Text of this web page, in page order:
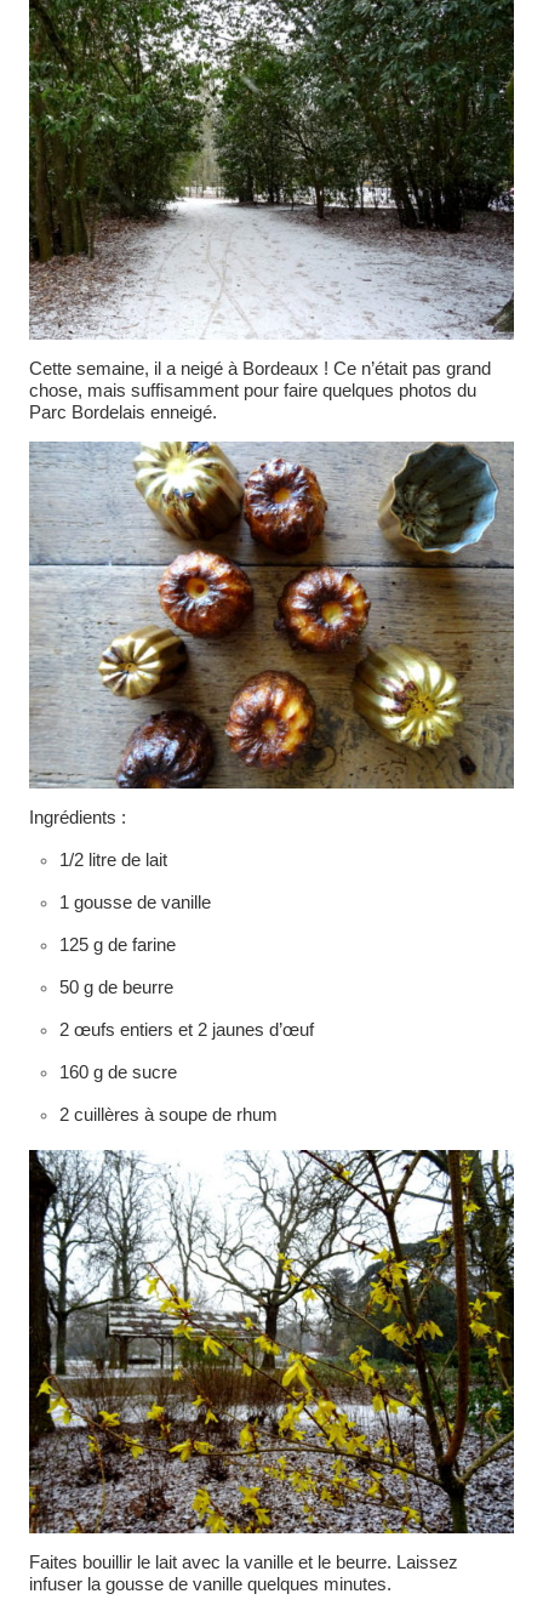
Cette semaine, il a neigé à Bordeaux ! Ce n’était pas grand
chose, mais suffisamment pour faire quelques photos du
Parc Bordelais enneigé.
Ingrédients :
1/2 litre de lait
1 gousse de vanille
125 g de farine
50 g de beurre
2 œufs entiers et 2 jaunes d’œuf
160 g de sucre
2 cuillères à soupe de rhum
Faites bouillir le lait avec la vanille et le beurre. Laissez
infuser la gousse de vanille quelques minutes.